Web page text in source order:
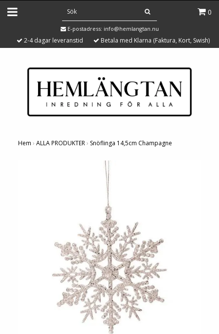
0
E-postadress: info@hemlangtan.nu
2-4 dagar leveranstid Betala med Klarna (Faktura, Kort, Swish)
Hem › ALLA PRODUKTER› Snöflinga 14,5cm Champagne